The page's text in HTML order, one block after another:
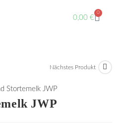
0,00 €
0
Nächstes Produkt
JWP